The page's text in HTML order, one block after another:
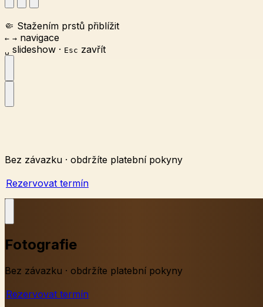
🤏 Stažením prstů přiblížit
← → navigace
␣ slideshow · Esc zavřít
Bez závazku · obdržíte platební pokyny
Rezervovat termín
Fotografie
Bez závazku · obdržíte platební pokyny
Rezervovat termín